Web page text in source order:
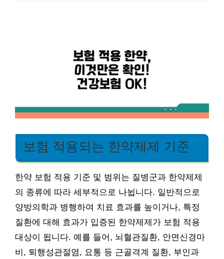
보험 적용되는 한약제제 기준
한약 보험 적용 기준 및 범위는 질병군과 한약제제
의 종류에 따라 세부적으로 나뉩니다. 일반적으로
양방의학과 병행하여 치료 효과를 높이거나, 특정
질환에 대해 효과가 입증된 한약제제가 보험 적용
대상이 됩니다. 예를 들어, 뇌혈관질환, 안면신경마
비, 퇴행성관절염, 요통 등 근골격계 질환, 부인과